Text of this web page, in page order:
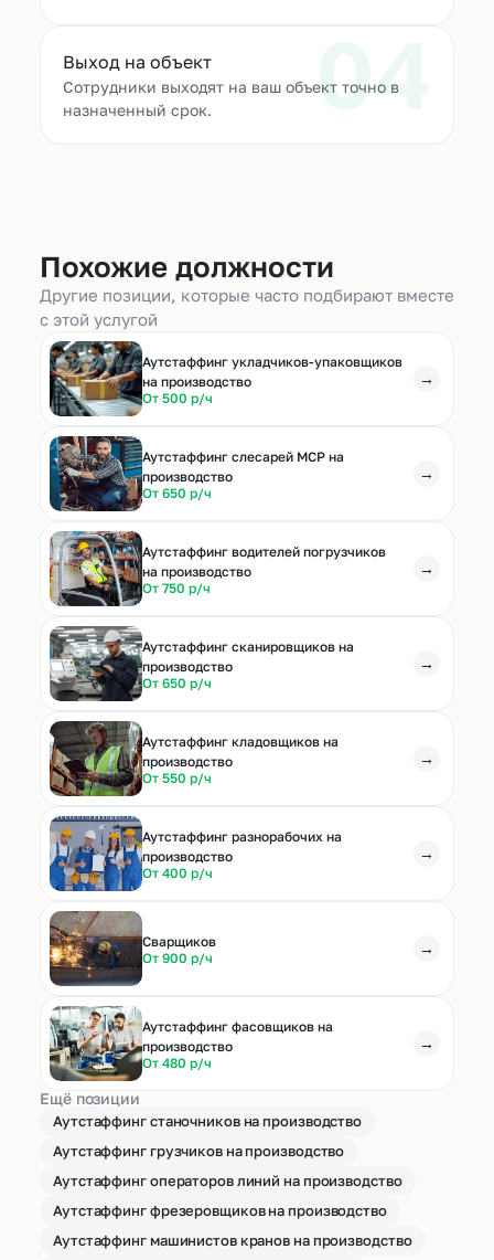
04
Выход на объект
Сотрудники выходят на ваш объект точно в
назначенный срок.
Похожие должности
Другие позиции, которые часто подбирают вместе
с этой услугой
Аутстаффинг укладчиков-упаковщиков
на производство
От 500 р/ч
→
Аутстаффинг слесарей МСР на
производство
От 650 р/ч
→
Аутстаффинг водителей погрузчиков
на производство
От 750 р/ч
→
Аутстаффинг сканировщиков на
производство
От 650 р/ч
→
Аутстаффинг кладовщиков на
производство
От 550 р/ч
→
Аутстаффинг разнорабочих на
производство
От 400 р/ч
→
Cварщиков
От 900 р/ч
→
Аутстаффинг фасовщиков на
производство
От 480 р/ч
→
Ещё позиции
Аутстаффинг станочников на производство
Аутстаффинг грузчиков на производство
Аутстаффинг операторов линий на производство
Аутстаффинг фрезеровщиков на производство
Аутстаффинг машинистов кранов на производство